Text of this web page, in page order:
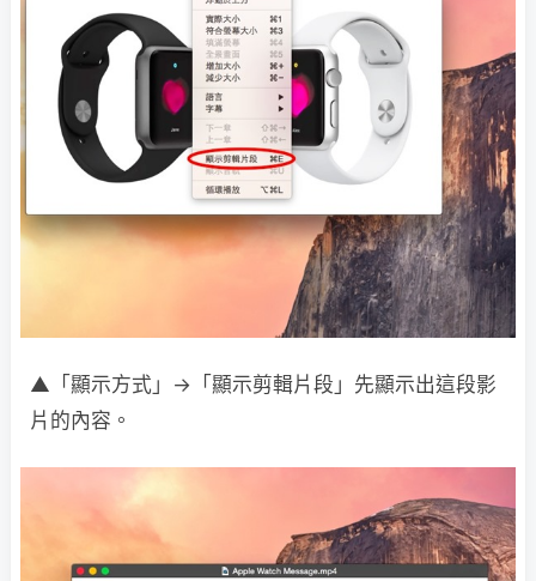
▲「顯示方式」→「顯示剪輯片段」先顯示出這段影
片的內容。